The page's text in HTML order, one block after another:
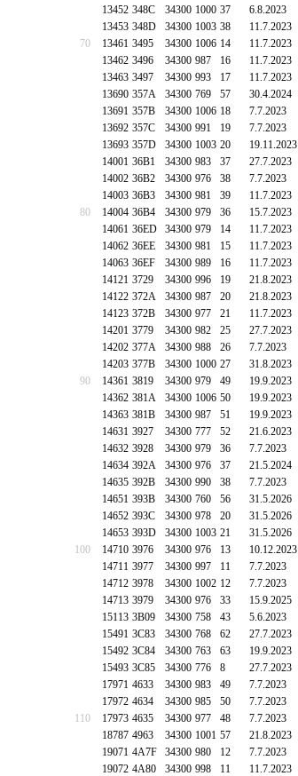
13452 348C 34300 1000 37 6.8.2023
13453 348D 34300 1003 38 11.7.2023
70
13461 3495 34300 1006 14 11.7.2023
13462 3496 34300 987 16 11.7.2023
13463 3497 34300 993 17 11.7.2023
13690 357A 34300 769 57 30.4.2024
13691 357B 34300 1006 18 7.7.2023
13692 357C 34300 991 19 7.7.2023
13693 357D 34300 1003 20 19.11.2023
14001 36B1 34300 983 37 27.7.2023
14002 36B2 34300 976 38 7.7.2023
14003 36B3 34300 981 39 11.7.2023
80
14004 36B4 34300 979 36 15.7.2023
14061 36ED 34300 979 14 11.7.2023
14062 36EE 34300 981 15 11.7.2023
14063 36EF 34300 989 16 11.7.2023
14121 3729 34300 996 19 21.8.2023
14122 372A 34300 987 20 21.8.2023
14123 372B 34300 977 21 11.7.2023
14201 3779 34300 982 25 27.7.2023
14202 377A 34300 988 26 7.7.2023
14203 377B 34300 1000 27 31.8.2023
90
14361 3819 34300 979 49 19.9.2023
14362 381A 34300 1006 50 19.9.2023
14363 381B 34300 987 51 19.9.2023
14631 3927 34300 777 52 21.6.2023
14632 3928 34300 979 36 7.7.2023
14634 392A 34300 976 37 21.5.2024
14635 392B 34300 990 38 7.7.2023
14651 393B 34300 760 56 31.5.2026
14652 393C 34300 978 20 31.5.2026
14653 393D 34300 1003 21 31.5.2026
100
14710 3976 34300 976 13 10.12.2023
14711 3977 34300 997 11 7.7.2023
14712 3978 34300 1002 12 7.7.2023
14713 3979 34300 976 33 15.9.2025
15113 3B09 34300 758 43 5.6.2023
15491 3C83 34300 768 62 27.7.2023
15492 3C84 34300 763 63 19.9.2023
15493 3C85 34300 776 8 27.7.2023
17971 4633 34300 983 49 7.7.2023
17972 4634 34300 985 50 7.7.2023
110
17973 4635 34300 977 48 7.7.2023
18787 4963 34300 1001 57 21.8.2023
19071 4A7F 34300 980 12 7.7.2023
19072 4A80 34300 998 11 11.7.2023